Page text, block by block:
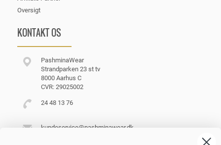
Oversigt
KONTAKT OS
PashminaWear
Strandparken 23 st tv
8000 Aarhus C
CVR: 29025002
24 48 13 76
kundeservice@pashminawear.dk